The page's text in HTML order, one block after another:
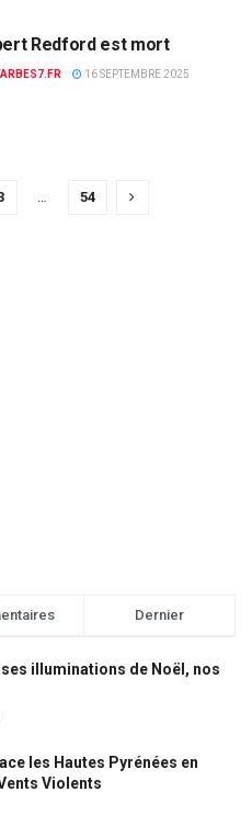
Redford est mort
16 SEPTEMBRE 2025
… 54
Dernier
illuminations de Noël, nos
les Hautes Pyrénées en
Violents